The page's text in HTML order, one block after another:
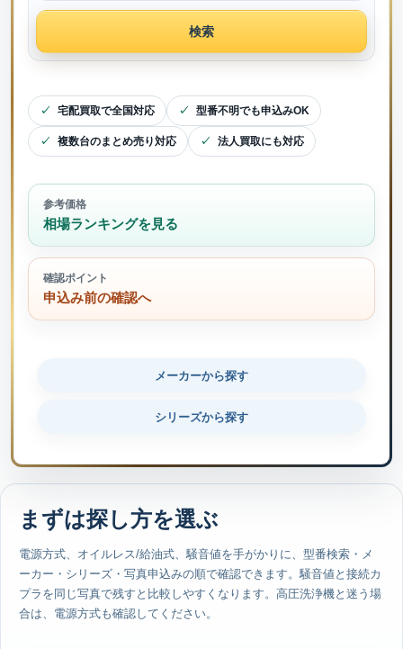
検索
メーカーから探す
シリーズから探す
宅配買取で全国対応 型番不明でも申込みOK
複数台のまとめ売り対応 法人買取にも対応
参考価格
相場ランキングを見る
確認ポイント
申込み前の確認へ
まずは探し方を選ぶ
電源方式、オイルレス/給油式、騒音値を手がかりに、型番検索・メ
ーカー・シリーズ・写真申込みの順で確認できます。騒音値と接続カ
プラを同じ写真で残すと比較しやすくなります。高圧洗浄機と迷う場
合は、電源方式も確認してください。